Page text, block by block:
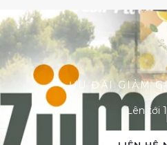
ƯU ĐÃI GIẢM
Lên tới